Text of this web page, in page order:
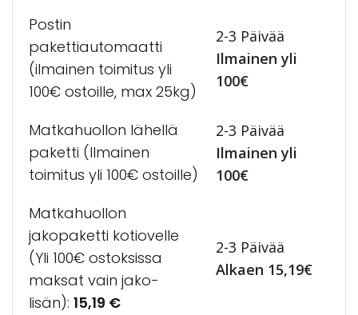
Postin
pakettiautomaatti
(ilmainen toimitus yli
100€ ostoille, max 25kg)
2-3 Päivää
Ilmainen yli
100€
Matkahuollon lähellä
paketti (Ilmainen
toimitus yli 100€ ostoille)
2-3 Päivää
Ilmainen yli
100€
Matkahuollon
jakopaketti kotiovelle
(Yli 100€ ostoksissa
maksat vain jako-
lisän): 15,19 €
2-3 Päivää
Alkaen 15,19€